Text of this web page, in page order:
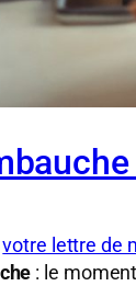
votre lettre de
: le